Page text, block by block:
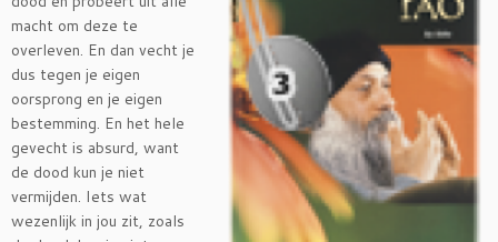
macht om deze te
overleven. En dan vecht je
dus tegen je eigen
oorsprong en je eigen
bestemming. En het hele
gevecht is absurd, want
de dood kun je niet
vermijden. Iets wat
wezenlijk in jou zit, zoals